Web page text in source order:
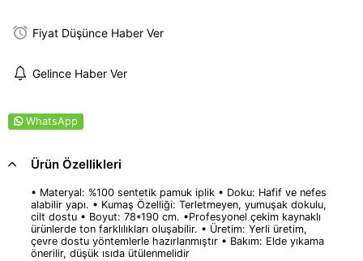
Fiyat Düşünce Haber Ver
Gelince Haber Ver
WhatsApp
Ürün Özellikleri
• Materyal: %100 sentetik pamuk iplik • Doku: Hafif ve nefes
alabilir yapı. • Kumaş Özelliği: Terletmeyen, yumuşak dokulu,
cilt dostu • Boyut: 78*190 cm. •Profesyonel çekim kaynaklı
ürünlerde ton farklılıkları oluşabilir. • Üretim: Yerli üretim,
çevre dostu yöntemlerle hazırlanmıştır • Bakım: Elde yıkama
önerilir, düşük ısıda ütülenmelidir